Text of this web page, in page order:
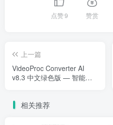
点赞9 赞赏
上一篇
VideoProc Converter AI
v8.3 中文绿色版 — 智能全
相关推荐